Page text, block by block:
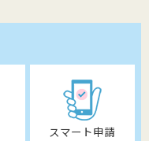
スマート申請